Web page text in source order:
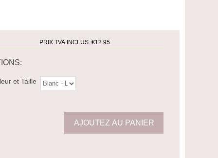
PRIX TVA INCLUS: €12.95
et Taille